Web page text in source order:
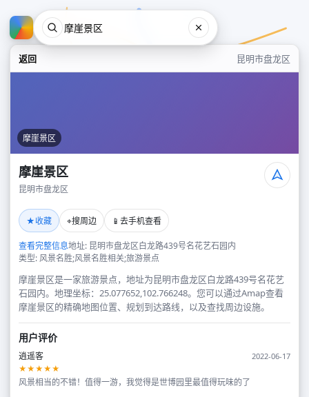
返回 昆明市盘龙区
摩崖景区
摩崖景区
昆明市盘龙区
★收藏 ⌖搜周边 📱 去手机查看
查看完整信息地址: 昆明市盘龙区白龙路439号名花艺石园内
类型: 风景名胜;风景名胜相关;旅游景点
摩崖景区是一家旅游景点，地址为昆明市盘龙区白龙路439号名花艺
石园内。地理坐标：25.077652,102.766248。您可以通过Amap查看
摩崖景区的精确地图位置、规划到达路线，以及查找周边设施。
用户评价
逍遥客
2022-06-17
★★★★★
风景相当的不错！值得一游，我觉得是世博园里最值得玩味的了